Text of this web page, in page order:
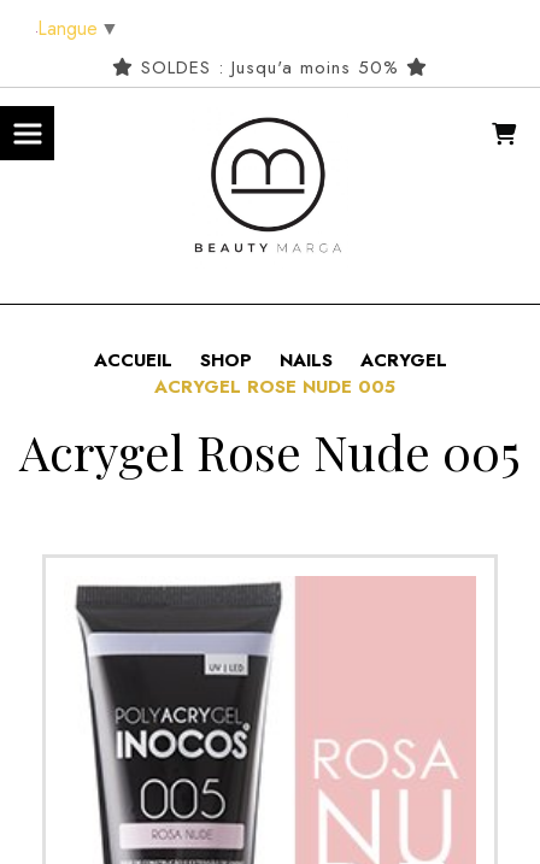
SOLDES : Jusqu'a moins 50%
ACCUEIL SHOP NAILS
ACRYGEL
ACRYGEL ROSE NUDE 005
Acrygel Rose Nude 005
Langue ▼